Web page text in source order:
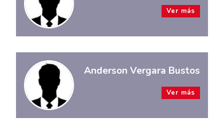
Ver más
Anderson Vergara Bustos
Ver más